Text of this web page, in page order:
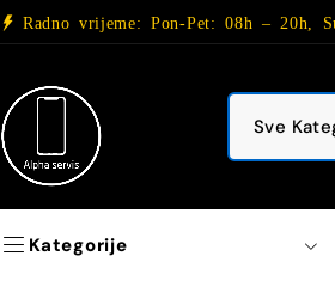
Radno vrijeme: Pon-Pet: 08h – 20h,
Kategorije